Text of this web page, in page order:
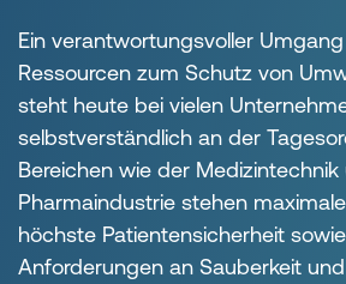
Ein verantwortungsvoller
Ressourcen zum Schutz von
steht heute bei vielen
selbstverständlich an der
Bereichen wie der Medizintechnik
Pharmaindustrie stehen
höchste Patientensicherheit
Anforderungen an Sauberkeit